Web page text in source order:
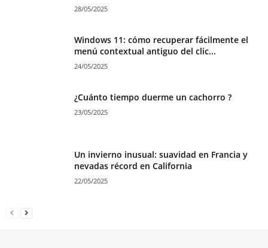
28/05/2025
Windows 11: cómo recuperar fácilmente el
menú contextual antiguo del clic...
24/05/2025
¿Cuánto tiempo duerme un cachorro ?
23/05/2025
Un invierno inusual: suavidad en Francia y
nevadas récord en California
22/05/2025